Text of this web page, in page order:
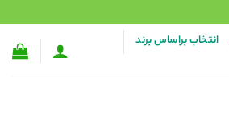
انتخاب براساس برند